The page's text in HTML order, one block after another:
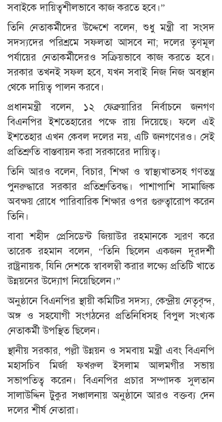
সবাইকে দায়িত্বশীলভাবে কাজ করতে হবে।”
তিনি নেতাকর্মীদের উদ্দেশে বলেন, শুধু মন্ত্রী বা সংসদ
সদস্যদের পরিশ্রমে সফলতা আসবে না; দলের তৃণমূল
পর্যায়ের নেতাকর্মীদেরও সক্রিয়ভাবে কাজ করতে হবে।
সরকার তখনই সফল হবে, যখন সবাই নিজ নিজ অবস্থান
থেকে দায়িত্ব পালন করবে।
প্রধানমন্ত্রী বলেন, ১২ ফেব্রুয়ারির নির্বাচনে জনগণ
বিএনপির ইশতেহারের পক্ষে রায় দিয়েছে। ফলে এই
ইশতেহার এখন কেবল দলের নয়, এটি জনগণেরও। সেই
প্রতিশ্রুতি বাস্তবায়ন করা সরকারের দায়িত্ব।
তিনি আরও বলেন, বিচার, শিক্ষা ও স্বাস্থ্যখাতসহ গণতন্ত্র
পুনরুদ্ধারে সরকার প্রতিশ্রুতিবদ্ধ। পাশাপাশি সামাজিক
অবক্ষয় রোধে পারিবারিক শিক্ষার ওপর গুরুত্বারোপ করেন
তিনি।
বাবা শহীদ প্রেসিডেন্ট জিয়াউর রহমানকে স্মরণ করে
তারেক রহমান বলেন, “তিনি ছিলেন একজন দূরদর্শী
রাষ্ট্রনায়ক, যিনি দেশকে স্বাবলম্বী করার লক্ষ্যে প্রতিটি খাতে
উন্নয়নের উদ্যোগ নিয়েছিলেন।”
অনুষ্ঠানে বিএনপির স্থায়ী কমিটির সদস্য, কেন্দ্রীয় নেতৃবৃন্দ,
অঙ্গ ও সহযোগী সংগঠনের প্রতিনিধিসহ বিপুল সংখ্যক
নেতাকর্মী উপস্থিত ছিলেন।
স্থানীয় সরকার, পল্লী উন্নয়ন ও সমবায় মন্ত্রী এবং বিএনপি
মহাসচিব মির্জা ফখরুল ইসলাম আলমগীর সভায়
সভাপতিত্ব করেন। বিএনপির প্রচার সম্পাদক সুলতান
সালাউদ্দিন টুকুর সঞ্চালনায় অনুষ্ঠানে আরও বক্তব্য দেন
দলের শীর্ষ নেতারা।